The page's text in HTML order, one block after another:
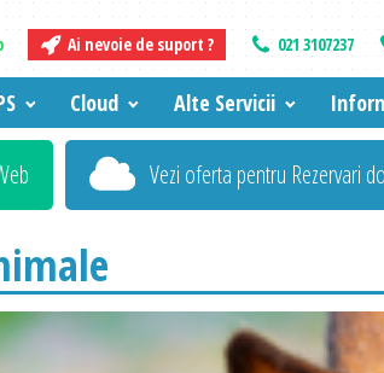
Ai nevoie de suport ? 021 3107237
Cloud Alte Servicii
Vezi oferta pentru Rezervari